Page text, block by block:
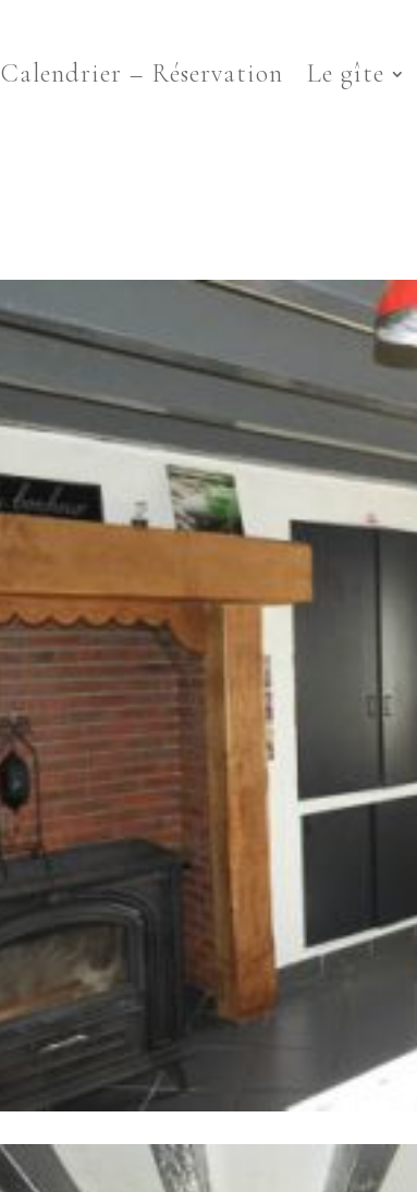
Calendrier – Réservation Le gîte